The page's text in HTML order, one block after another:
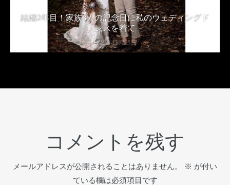
結婚2年目！家族3人の記念日に私のウェディングド
レスを着て
2019年11月23日
コメントを残す
メールアドレスが公開されることはありません。 ※ が付い
ている欄は必須項目です